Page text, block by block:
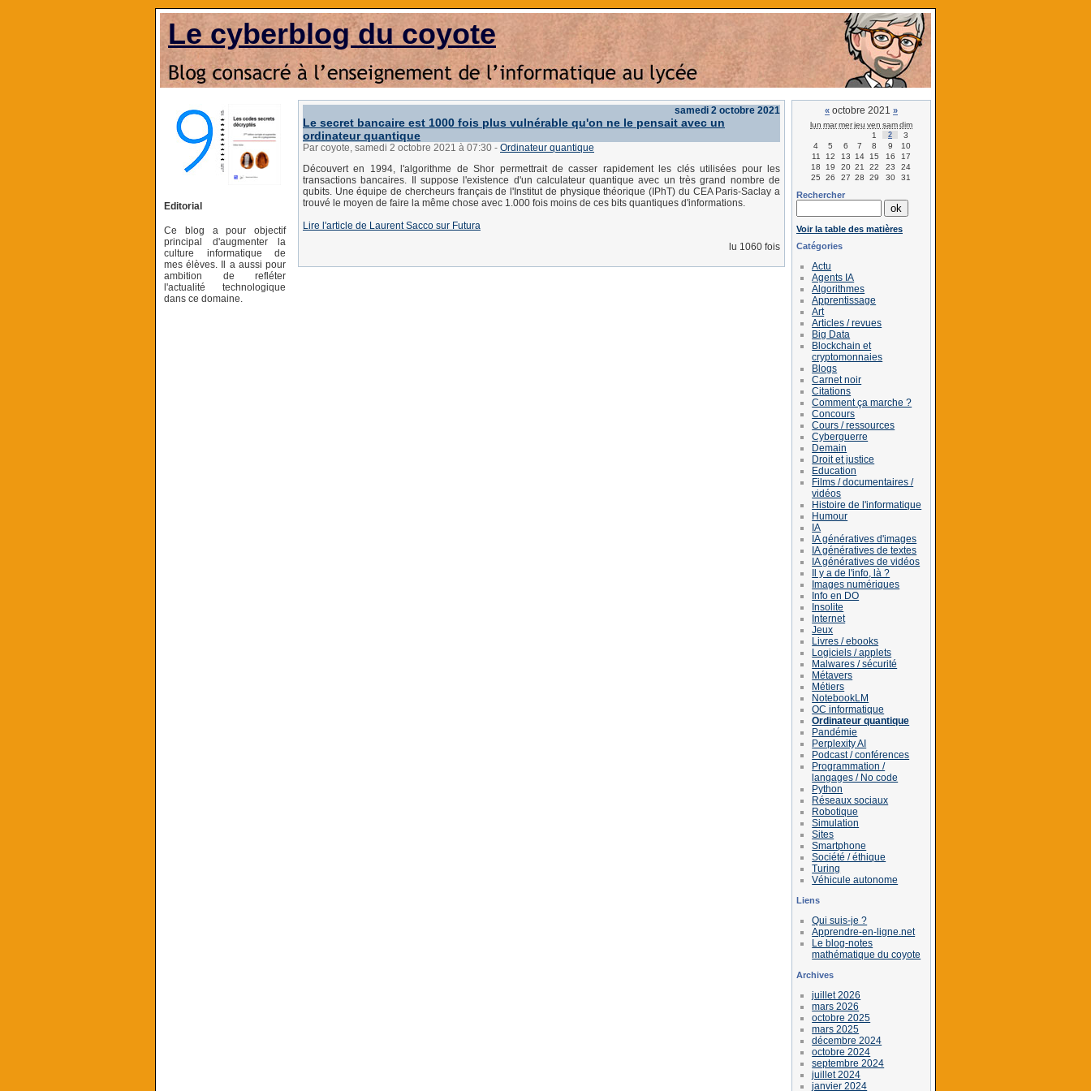
Le cyberblog du coyote
Editorial
Ce blog a pour objectif
principal d'augmenter la
culture informatique de
mes élèves. Il a aussi pour
ambition de refléter
l'actualité technologique
dans ce domaine.
samedi 2 octobre 2021
Le secret bancaire est 1000 fois plus vulnérable qu'on ne le pensait avec un
ordinateur quantique
Par coyote, samedi 2 octobre 2021 à 07:30 - Ordinateur quantique
Découvert en 1994, l'algorithme de Shor permettrait de casser rapidement les clés utilisées pour les
transactions bancaires. Il suppose l'existence d'un calculateur quantique avec un très grand nombre de
qubits. Une équipe de chercheurs français de l'Institut de physique théorique (IPhT) du CEA Paris-Saclay a
trouvé le moyen de faire la même chose avec 1.000 fois moins de ces bits quantiques d'informations.
Lire l'article de Laurent Sacco sur Futura
lu 1060 fois
« octobre 2021 »
lun marmerjeu ven samdim
1
2
3
4
5 6 7 8 9
10
11
12 13 14 15 16
17
18
19 20 21 22 23
24
25
26 27 28 29 30 31
Rechercher
Voir la table des matières
Catégories
Actu
Agents IA
Algorithmes
Apprentissage
Art
Articles / revues
Big Data
Blockchain et
cryptomonnaies
Blogs
Carnet noir
Citations
Comment ça marche ?
Concours
Cours / ressources
Cyberguerre
Demain
Droit et justice
Education
Films / documentaires /
vidéos
Histoire de l'informatique
Humour
IA
IA génératives d'images
IA génératives de textes
IA génératives de vidéos
Il y a de l'info, là ?
Images numériques
Info en DO
Insolite
Internet
Jeux
Livres / ebooks
Logiciels / applets
Malwares / sécurité
Métavers
Métiers
NotebookLM
OC informatique
Ordinateur quantique
Pandémie
Perplexity AI
Podcast / conférences
Programmation /
langages / No code
Python
Réseaux sociaux
Robotique
Simulation
Sites
Smartphone
Société / éthique
Turing
Véhicule autonome
Liens
Qui suis-je ?
Apprendre-en-ligne.net
Le blog-notes
mathématique du coyote
Archives
juillet 2026
mars 2026
octobre 2025
mars 2025
décembre 2024
octobre 2024
septembre 2024
juillet 2024
janvier 2024